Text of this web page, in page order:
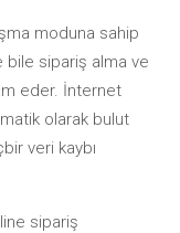
moduna sahip
bile sipariş alma ve
eder. İnternet
olarak bulut
veri kaybı
sipariş